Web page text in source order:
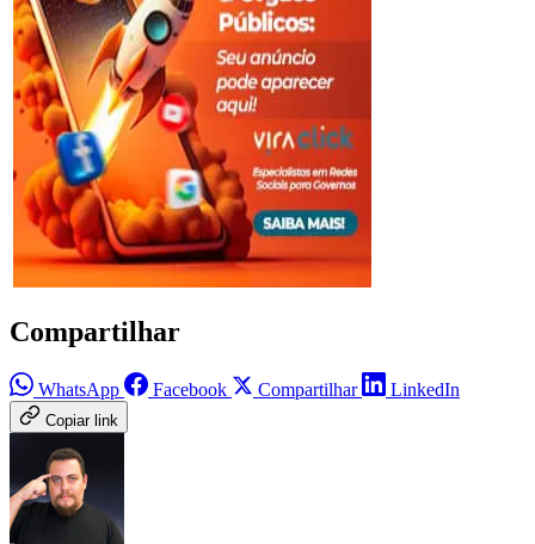
Compartilhar
WhatsApp Facebook Compartilhar LinkedIn
Copiar link